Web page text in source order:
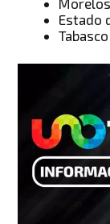
Estado
Tabasco